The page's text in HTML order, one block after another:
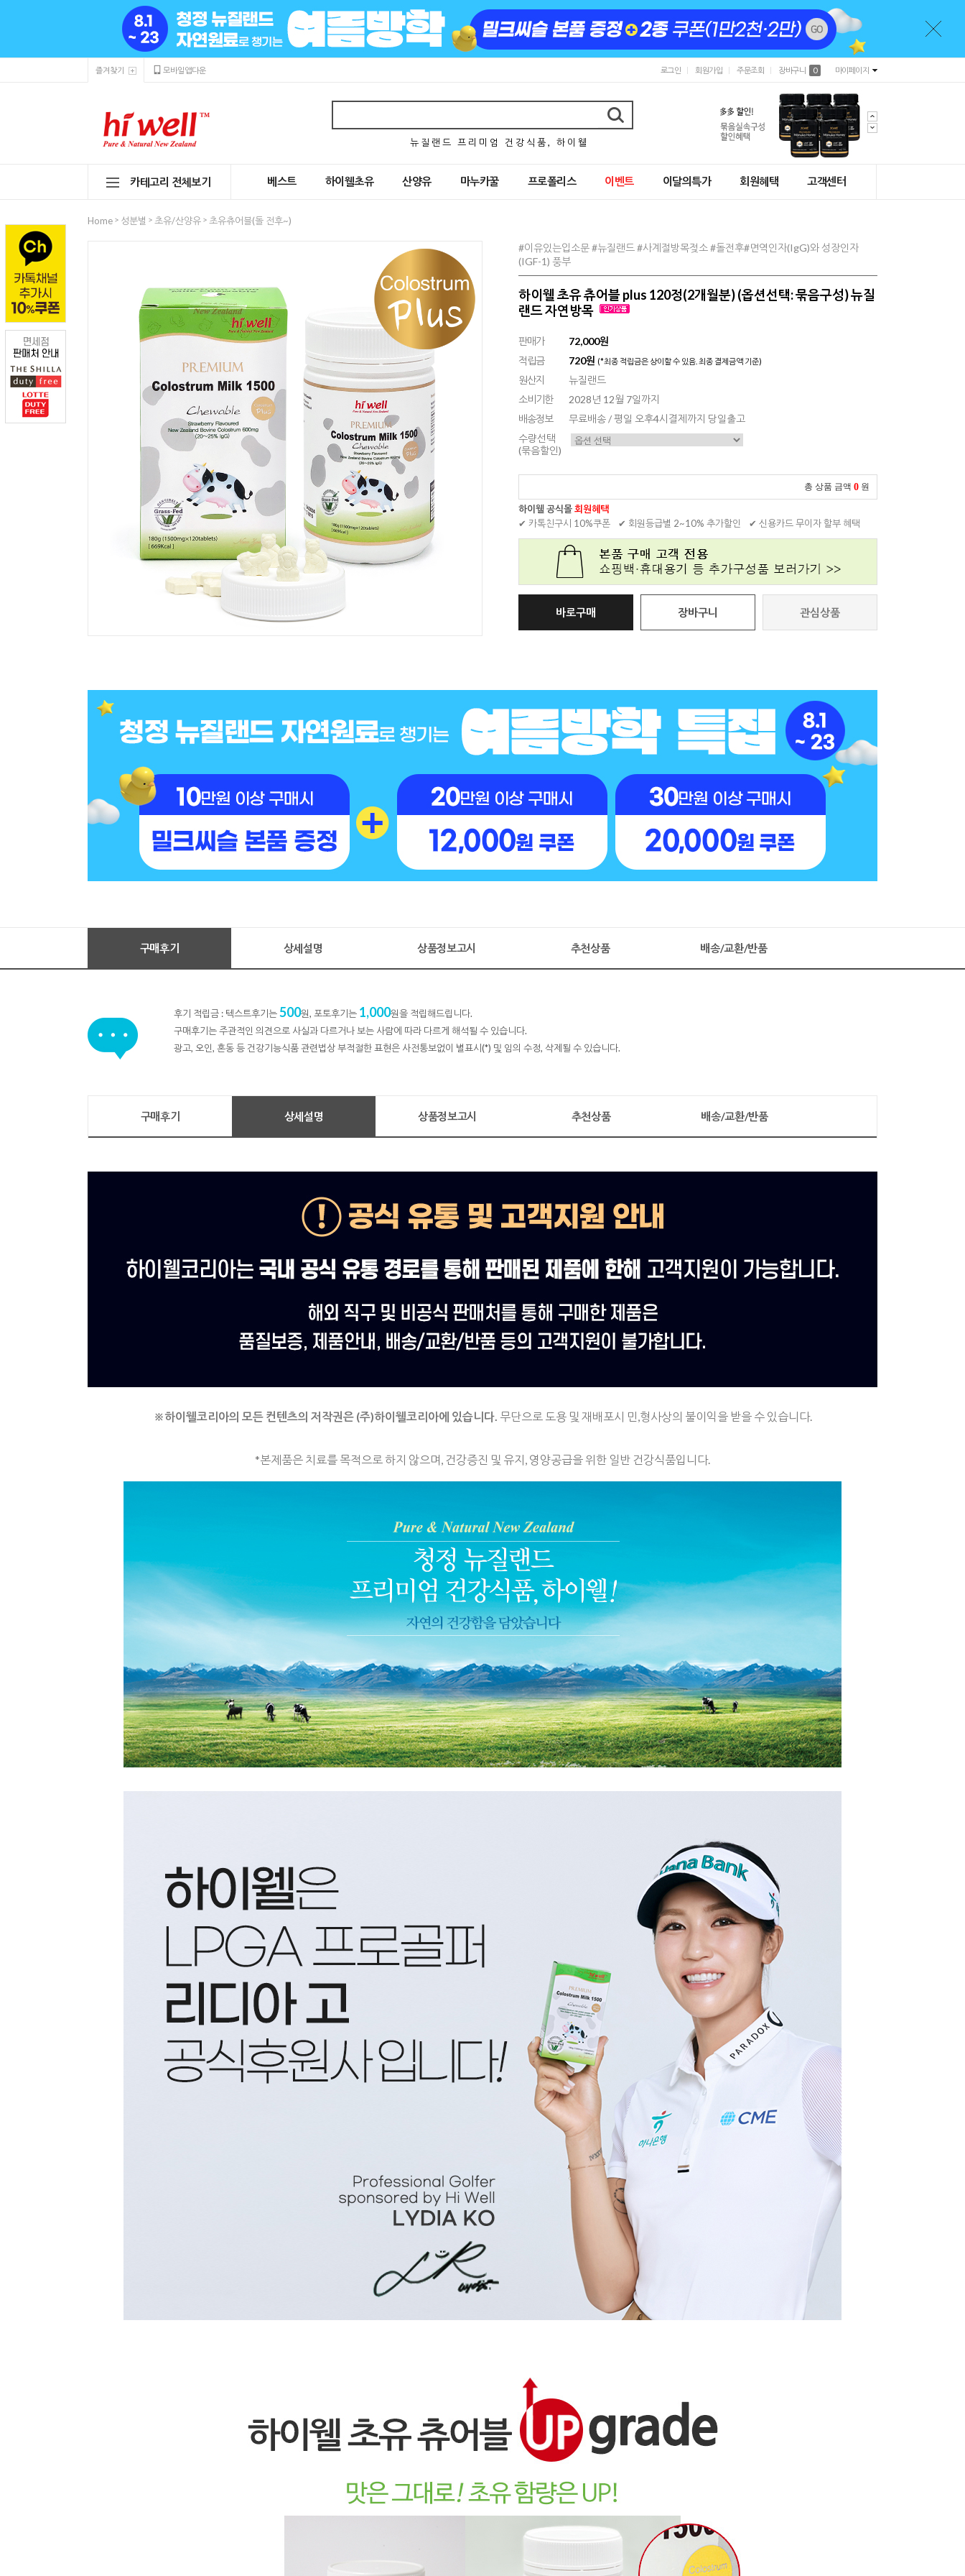
즐겨찾기 모바일앱다운 로그인 회원가입 주문조회 장바구니 0 마이페이지
뉴 질 랜 드 프 리 미 엄 건 강 식 품 , 하 이 웰
카테고리 전체보기 베스트 하이웰초유 산양유 마누카꿀 프로폴리스 이벤트 이달의특가 회원혜택 고객센터
Home > 성분별 > 초유/산양유 > 초유츄어블(돌 전후~)
#이유있는입소문 #뉴질랜드 #사계절방목젖소 #돌전후#면역인자(IgG)와 성장인자
(IGF-1) 풍부
하이웰 초유 츄어블 plus 120정(2개월분) (옵션선택: 묶음구성) 뉴질
랜드 자연방목
판매가
72,000원
적립금
720원 (*최종 적립금은 상이할 수 있음. 최종 결제금액 기준)
원산지
뉴질랜드
소비기한
2028년 12월 7일까지
배송정보
무료배송 / 평일 오후4시결제까지 당일출고
수량선택
(묶음할인)
총 상품 금액 0 원
하이웰 공식몰회원혜택
✔ 카톡친구시 10%쿠폰
✔ 회원등급별 2~10% 추가할인 ✔ 신용카드 무이자 할부 혜택
바로구매 장바구니 관심상품
구매후기 상세설명 상품정보고시 추천상품 배송/교환/반품
후기 적립금 : 텍스트후기는500원, 포토후기는 1,000원을 적립해드립니다.
구매후기는 주관적인 의견으로 사실과 다르거나 보는 사람에 따라 다르게 해석될 수 있습니다.
광고, 오인, 혼동 등 건강기능식품 관련법상 부적절한 표현은 사전통보없이 별표시(*) 및 임의 수정, 삭제될 수 있습니다.
구매후기 상세설명 상품정보고시 추천상품 배송/교환/반품
※하이웰코리아의 모든 컨텐츠의 저작권은 (주)하이웰코리아에 있습니다. 무단으로 도용 및 재배포시 민,형사상의 불이익을 받을 수 있습니다.
*본제품은 치료를 목적으로 하지 않으며, 건강증진 및 유지, 영양공급을 위한 일반 건강식품입니다.